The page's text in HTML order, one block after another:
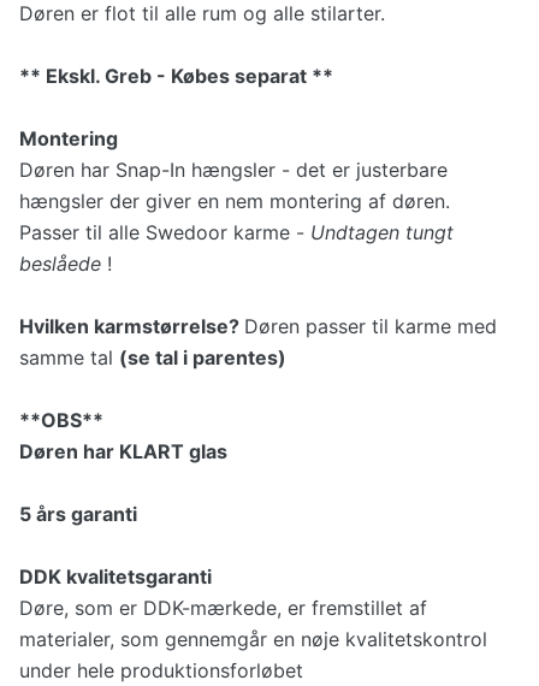
Døren er flot til alle rum og alle stilarter.
** Ekskl. Greb - Købes separat **
Montering
Døren har Snap-In hængsler - det er justerbare
hængsler der giver en nem montering af døren.
Passer til alle Swedoor karme - Undtagen tungt
beslåede !
Hvilken karmstørrelse? Døren passer til karme med
samme tal (se tal i parentes)
**OBS**
Døren har KLART glas
5 års garanti
DDK kvalitetsgaranti
Døre, som er DDK-mærkede, er fremstillet af
materialer, som gennemgår en nøje kvalitetskontrol
under hele produktionsforløbet